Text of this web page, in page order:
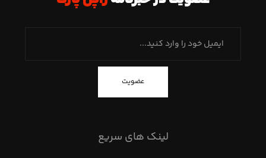
عضویت
لینک های سریع